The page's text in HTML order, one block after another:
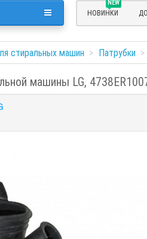
NEW
НОВИНКИ
стиральных машин Патрубки
машины LG,